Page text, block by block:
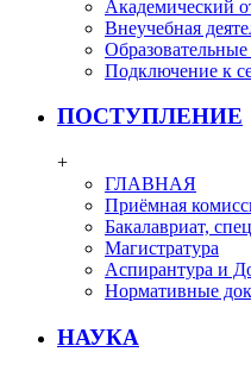
Академический
Внеучебная
Подключение к
ПОСТУПЛЕНИЕ
+
ГЛАВНАЯ
Приёмная
Бакалавриат,
Магистратура
Аспирантура и
Нормативные
НАУКА